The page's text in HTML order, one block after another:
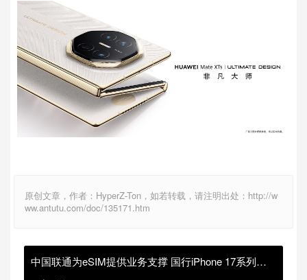
原创文章，作者：HyperZ-Ton，如若转载，请注明出处：http://w
ww.antutu.com/doc/135171.htm
中国联通为eSIM提供业务支撑 国行iPhone 17系列迎